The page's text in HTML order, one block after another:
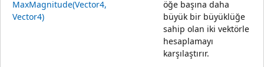
MaxMagnitude(Vector4,
Vector4)
öğe başına daha
büyük bir büyüklüğe
sahip olan iki vektörle
hesaplamayı
karşılaştırır.